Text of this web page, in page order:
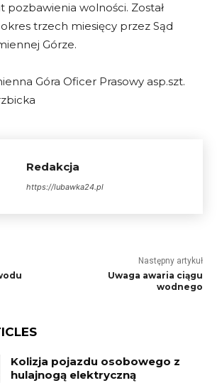
pozbawienia wolności. Został
trzech miesięcy przez Sąd
Górze.
Góra Oficer Prasowy asp.szt.
Redakcja
https://lubawka24.pl
Następny artykuł
Uwaga awaria ciągu
wodnego
Kolizja pojazdu osobowego z
hulajnogą elektryczną